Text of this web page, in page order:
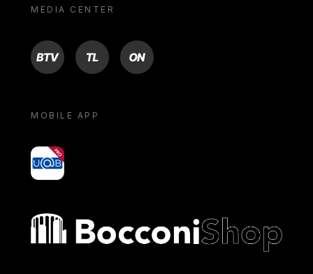
MEDIA CENTER
BTV TL ON
MOBILE APP
yoU@B
Bocconi shop